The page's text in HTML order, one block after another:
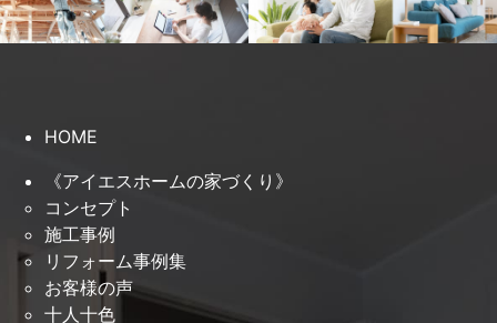
HOME
《アイエスホームの家づくり》
コンセプト
施工事例
リフォーム事例集
お客様の声
十人十色